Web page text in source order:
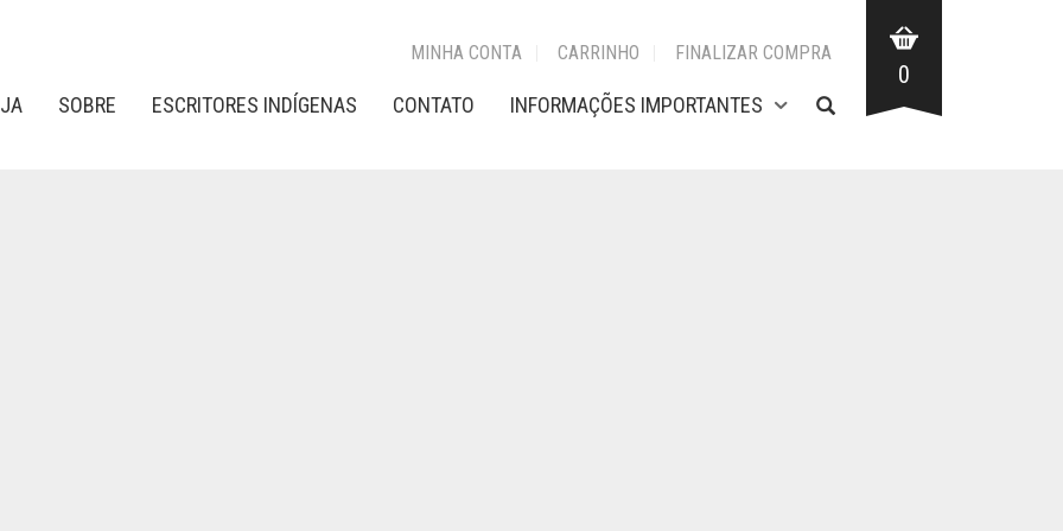
MINHA CONTA CARRINHO FINALIZAR COMPRA
SOBRE ESCRITORES INDÍGENAS CONTATO INFORMAÇÕES IMPORTANTES
0